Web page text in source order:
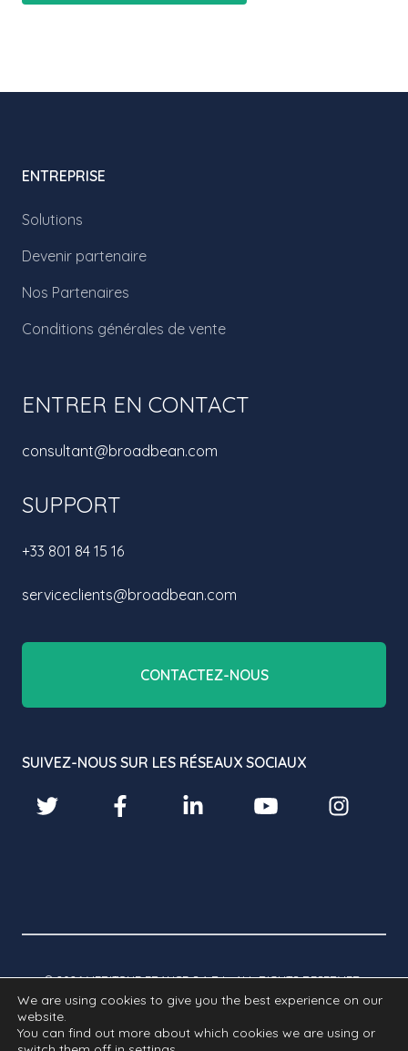
ENTREPRISE
Solutions
Devenir partenaire
Nos Partenaires
Conditions générales de vente
ENTRER EN CONTACT
consultant@broadbean.com
SUPPORT
+33 801 84 15 16
serviceclients@broadbean.com
CONTACTEZ-NOUS
SUIVEZ-NOUS SUR LES RÉSEAUX SOCIAUX
© 2026 VERITONE FRANCE S.A.R.L. ALL RIGHTS RESERVED.
Mentions
légales
We are using cookies to give you the best experience on our
website.
You can find out more about which cookies we are using or